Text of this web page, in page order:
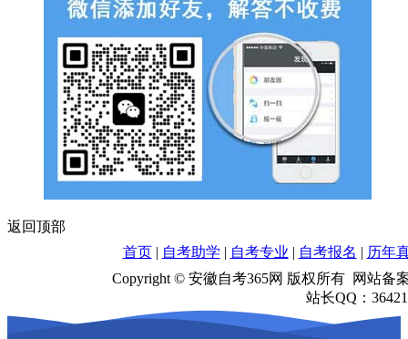
返回顶部
首页 | 自考助学 | 自考专业 | 自考报名 | 历年
Copyright © 安徽自考365网 版权所有 网站备
站长QQ：